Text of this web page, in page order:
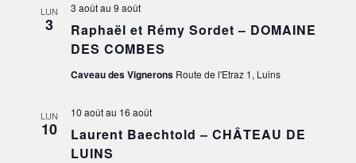
LUN
3
Raphaël et Rémy Sordet – DOMAINE
DES COMBES
3 aoûtau 9 août
Caveau des Vignerons Route de l'Etraz 1, Luins
LUN
10
Laurent Baechtold – CHÂTEAU DE
LUINS
10 aoûtau 16 août